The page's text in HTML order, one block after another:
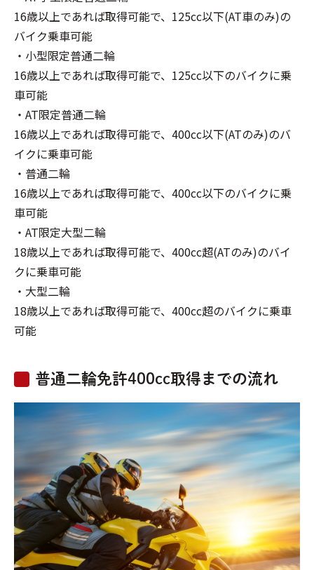
16歳以上であれば取得可能で、125cc以下(AT車のみ)の
バイク乗車可能
・小型限定普通二輪
16歳以上であれば取得可能で、125cc以下のバイクに乗
車可能
・AT限定普通二輪
16歳以上であれば取得可能で、400cc以下(ATのみ)のバ
イクに乗車可能
・普通二輪
16歳以上であれば取得可能で、400cc以下のバイクに乗
車可能
・AT限定大型二輪
18歳以上であれば取得可能で、400cc超(ATのみ)のバイ
クに乗車可能
・大型二輪
18歳以上であれば取得可能で、400cc超のバイクに乗車
可能
普通二輪免許400cc取得までの流れ